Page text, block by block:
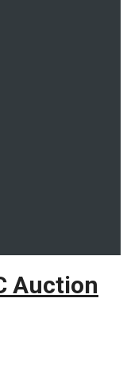
Auction